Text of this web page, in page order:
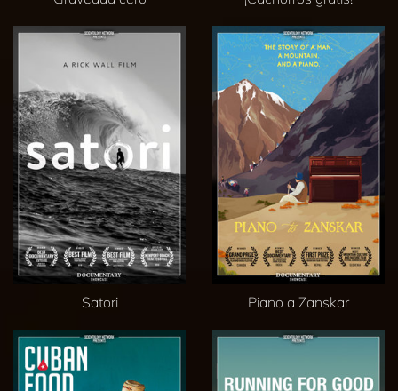
Satori Piano a Zanskar